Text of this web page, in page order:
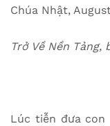
Chúa Nhật,
Trở Về Nền Tảng,
Lúc tiễn đưa